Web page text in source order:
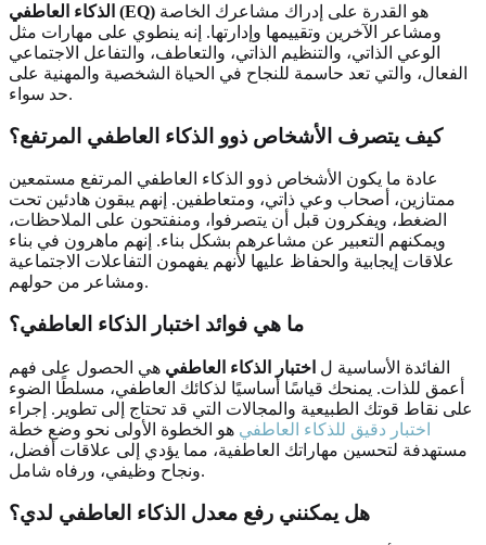
الذكاء العاطفي (EQ)
ومشاعر الآخرين وتقييمها وإدارتها. إنه ينطوي على مهارات مثل
الوعي الذاتي، والتنظيم الذاتي، والتعاطف، والتفاعل الاجتماعي
الفعال، والتي تعد حاسمة للنجاح في الحياة الشخصية والمهنية على
حد سواء.
كيف يتصرف الأشخاص ذوو الذكاء العاطفي المرتفع؟
عادة ما يكون الأشخاص ذوو الذكاء العاطفي المرتفع مستمعين
ممتازين، أصحاب وعي ذاتي، ومتعاطفين. إنهم يبقون هادئين تحت
الضغط، ويفكرون قبل أن يتصرفوا، ومنفتحون على الملاحظات،
ويمكنهم التعبير عن مشاعرهم بشكل بناء. إنهم ماهرون في بناء
علاقات إيجابية والحفاظ عليها لأنهم يفهمون التفاعلات الاجتماعية
ومشاعر من حولهم.
ما هي فوائد اختبار الذكاء العاطفي؟
الفائدة الأساسية ل اختبار الذكاء العاطفي هي الحصول على فهم
أعمق للذات. يمنحك قياسًا أساسيًا لذكائك العاطفي، مسلطًا الضوء
على نقاط قوتك الطبيعية والمجالات التي قد تحتاج إلى تطوير. إجراء
اختبار دقيق للذكاء العاطفي هو الخطوة الأولى نحو وضع خطة
مستهدفة لتحسين مهاراتك العاطفية، مما يؤدي إلى علاقات أفضل،
ونجاح وظيفي، ورفاه شامل.
هل يمكنني رفع معدل الذكاء العاطفي لدي؟